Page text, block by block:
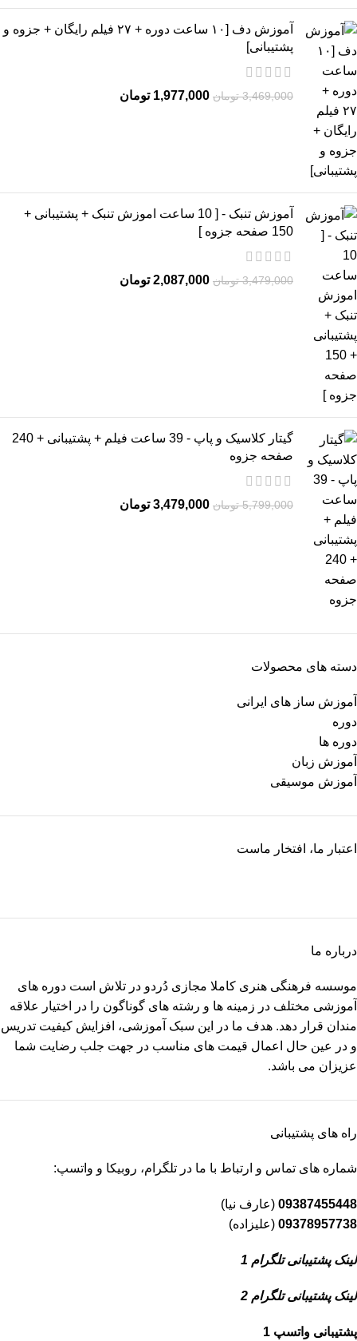
آموزش دف [۱۰ ساعت دوره + ۲۷ فیلم رایگان + جزوه و
پشتیبانی]
3,469,000 تومان 1,977,000 تومان
آموزش تنبک - [ 10 ساعت اموزش تنبک + پشتیبانی +
150 صفحه جزوه ]
3,479,000 تومان 2,087,000 تومان
گیتار کلاسیک و پاپ - 39 ساعت فیلم + پشتیبانی + 240
صفحه جزوه
5,799,000 تومان 3,479,000 تومان
دسته های محصولات
آموزش ساز های ایرانی
دوره
دوره ها
آموزش زبان
آموزش موسیقی
اعتبار ما، افتخار ماست
درباره ما
موسسه فرهنگی هنری کاملا مجازی دُردو در تلاش است دوره های
آموزشی مختلف در زمینه ها و رشته های گوناگون را در اختیار علاقه
مندان قرار دهد. هدف ما در این سبک آموزشی، افزایش کیفیت تدریس
و در عین حال اعمال قیمت های مناسب در جهت جلب رضایت شما
عزیزان می باشد.
راه های پشتیبانی
شماره های تماس و ارتباط با ما در تلگرام، روبیکا و واتسپ:
09387455448 (عارف نیا)
09378957738 (علیزاده)
لینک پشتیبانی تلگرام 1
لینک پشتیبانی تلگرام 2
پشتیبانی واتسپ 1